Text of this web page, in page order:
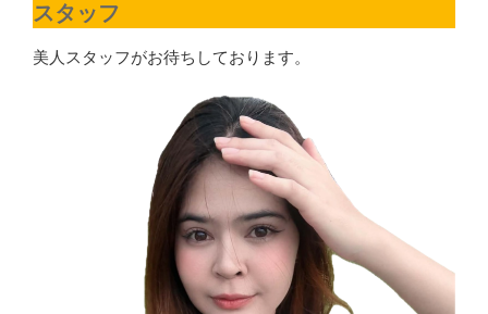
スタッフ
美人スタッフがお待ちしております。